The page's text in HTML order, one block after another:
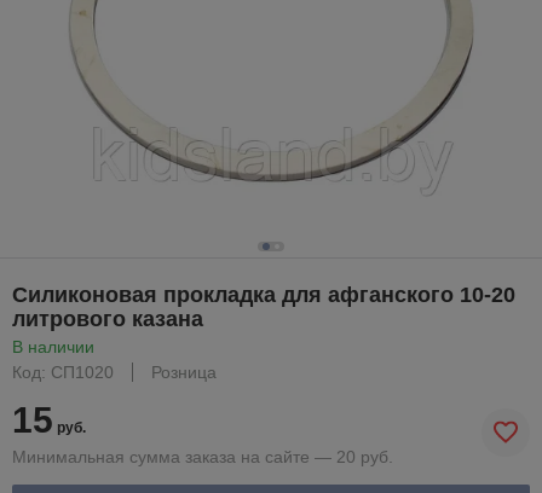
Силиконовая прокладка для афганского 10-20
литрового казана
В наличии
Код: СП1020
Розница
15 руб.
Минимальная сумма заказа на сайте — 20 руб.